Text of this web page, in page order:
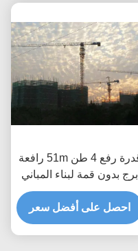
قدرة رفع 4 طن 51m رافعة
برج بدون قمة لبناء المباني
العالية
احصل على أفضل سعر